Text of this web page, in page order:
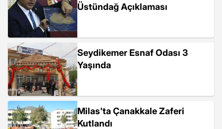
Üstündağ Açıklaması
Seydikemer Esnaf Odası 3
Yaşında
Milas'ta Çanakkale Zaferi
Kutlandı